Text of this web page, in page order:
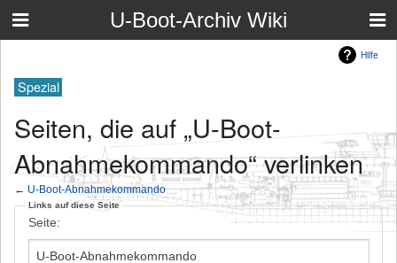
U-Boot-Archiv Wiki
Hilfe
Spezial
Seiten, die auf „U-Boot-
Abnahmekommando“ verlinken
← U-Boot-Abnahmekommando
Links auf diese Seite
Seite: